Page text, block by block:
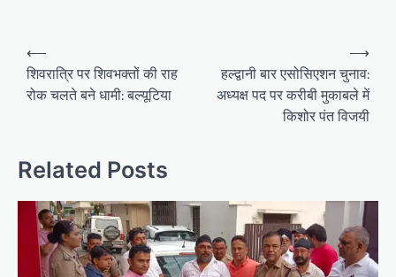
o
n
a
v
⟵
शिवरात्रि पर शिवभक्तों की राह
रोक चलते बने धामी: बल्यूटिया
हल्द्वानी बार एसोसिएशन चुनाव:
अध्यक्ष पद‌ पर‌ करीबी मुकाबले में
किशोर पंत विजयी
⟶
Related Posts